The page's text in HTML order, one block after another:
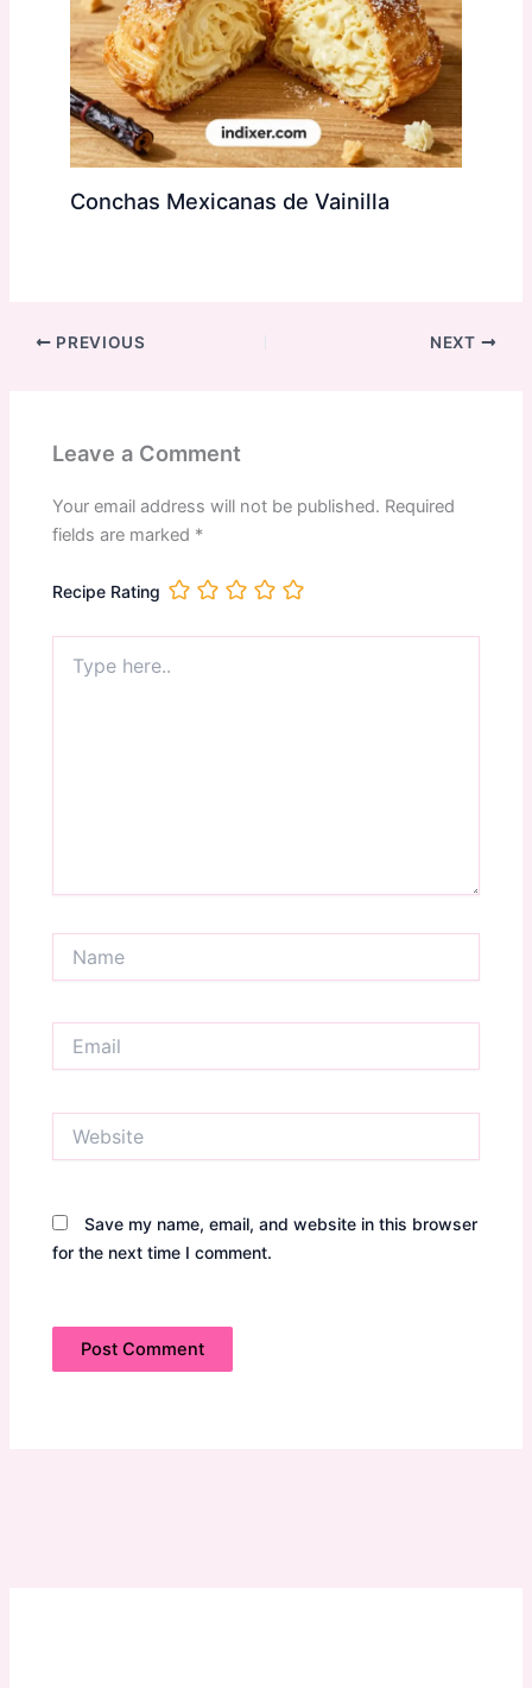
Conchas Mexicanas de Vainilla
PREVIOUS NEXT
Leave a Comment
Your email address will not be published. Required
fields are marked *
Recipe Rating
here..
Save my name, email, and website in this browser
for the next time I comment.